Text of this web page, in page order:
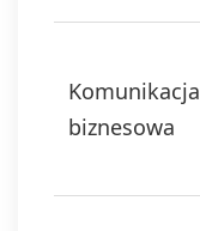
Komunikacja
biznesowa